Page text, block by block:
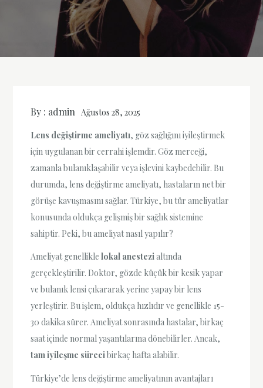
By : admin Ağustos 28, 2025
Lens değiştirme ameliyatı, göz sağlığını iyileştirmek
için uygulanan bir cerrahi işlemdir. Göz merceği,
zamanla bulanıklaşabilir veya işlevini kaybedebilir. Bu
durumda, lens değiştirme ameliyatı, hastaların net bir
görüşe kavuşmasını sağlar. Türkiye, bu tür ameliyatlar
konusunda oldukça gelişmiş bir sağlık sistemine
sahiptir. Peki, bu ameliyat nasıl yapılır?
Ameliyat genelliklelokal anestezialtında
gerçekleştirilir. Doktor, gözde küçük bir kesik yapar
ve bulanık lensi çıkararak yerine yapay bir lens
yerleştirir. Bu işlem, oldukça hızlıdır ve genellikle 15-
30 dakika sürer. Ameliyat sonrasında hastalar, birkaç
saat içinde normal yaşantılarına dönebilirler. Ancak,
tam iyileşme sürecibirkaç hafta alabilir.
Türkiye’de lens değiştirme ameliyatının avantajları